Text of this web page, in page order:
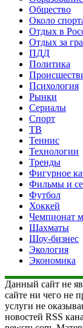
Общество
Около
Отдых в
Отдых за
ПДД
Политика
Психология
Рынки
Сериалы
Спорт
ТВ
Теннис
Технологии
Тренды
Фигурное
Фильмы и
Футбол
Хоккей
Чемпионат
Шахматы
Шоу-бизнес
Экология
Экономика
Данный сайт не
сайте ни чего не
услуги не
новостей RSS